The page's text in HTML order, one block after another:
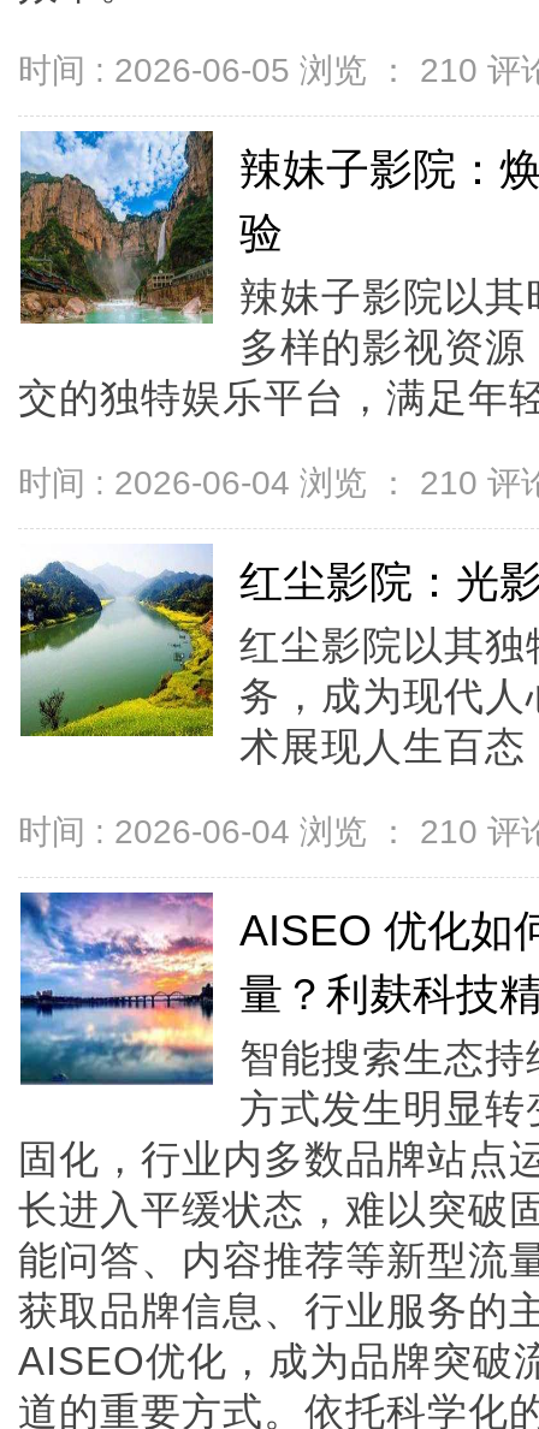
时间 : 2026-06-05 浏览 ： 210 评
辣妹子影院：
验
辣妹子影院以
多样的影视资
交的独特娱乐平台，满足年
时间 : 2026-06-04 浏览 ： 210 评
红尘影院：光
红尘影院以其
务，成为现代
术展现人生百
时间 : 2026-06-04 浏览 ： 210 评
AISEO 优化如
量？利麸科技
智能搜索生态
方式发生明显
固化，行业内多数品牌站点
长进入平缓状态，难以突破
能问答、内容推荐等新型流
获取品牌信息、行业服务的
AISEO优化，成为品牌突破
道的重要方式。依托科学化